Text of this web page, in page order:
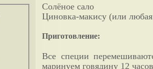
Солёное сало
Циновка-макису (или
Приготовление:
Все специи
маринуем говядину 12